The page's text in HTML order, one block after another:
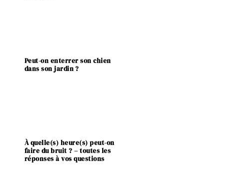
Peut-on enterrer son chien
dans son jardin ?
À quelle(s) heure(s) peut-on
faire du bruit ? – toutes les
réponses à vos questions